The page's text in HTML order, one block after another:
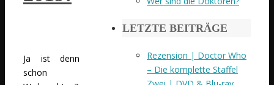
Ja ist denn
schon
LETZTE BEITRÄGE
Rezension | Doctor Who
– Die komplette Staffel